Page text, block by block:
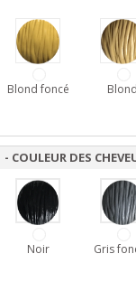
Blond foncé Blond
- COULEUR DES
Noir Gris